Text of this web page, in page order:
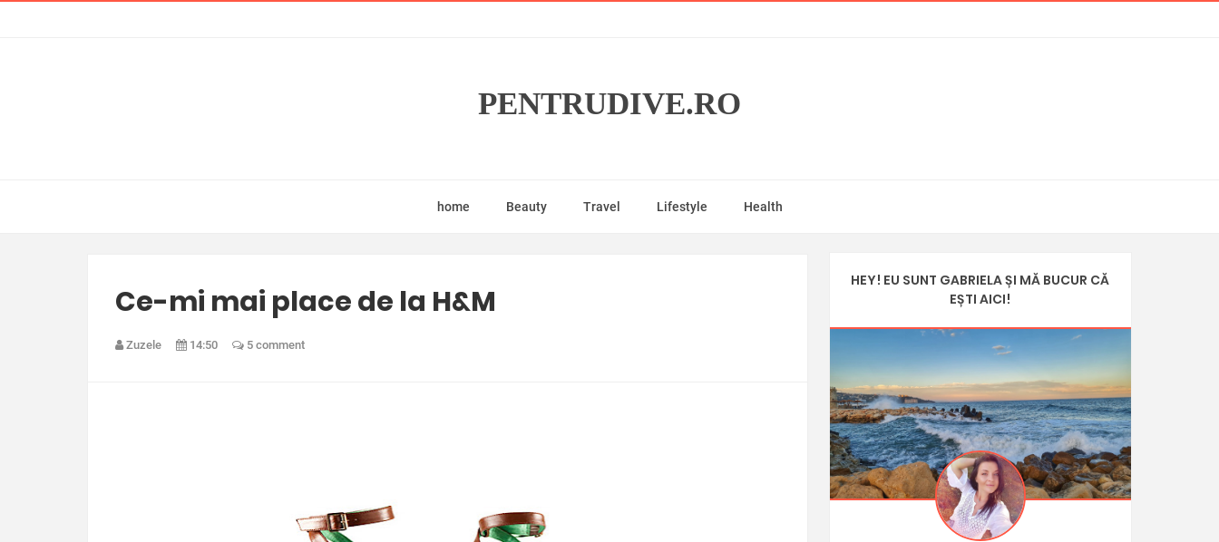
PENTRUDIVE.RO
home Beauty Travel Lifestyle Health
Ce-mi mai place de la H&M
Zuzele 14:50 5 comment
HEY! EU SUNT GABRIELA ȘI MĂ BUCUR CĂ
EȘTI AICI!